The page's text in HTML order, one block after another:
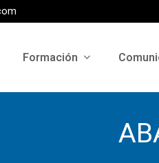
Formación